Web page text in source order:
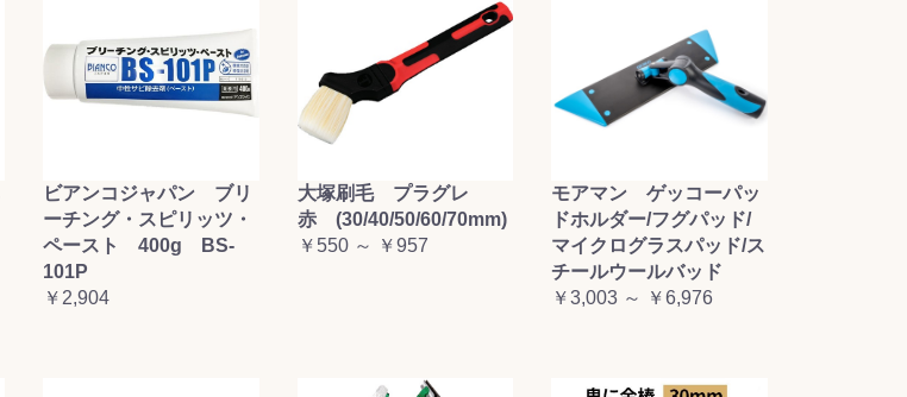
ビアンコジャパン ブリ
ーチング・スピリッツ・
ペースト 400g BS-
101P
￥2,904
大塚刷毛 プラグレ
赤 (30/40/50/60/70mm)
￥550 ～ ￥957
モアマン ゲッコーパッ
ドホルダー/フグパッド/
マイクログラスパッド/ス
チールウールバッド
￥3,003 ～ ￥6,976